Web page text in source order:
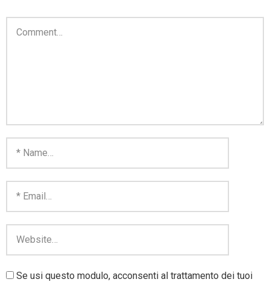
Se usi questo modulo, acconsenti al trattamento dei tuoi